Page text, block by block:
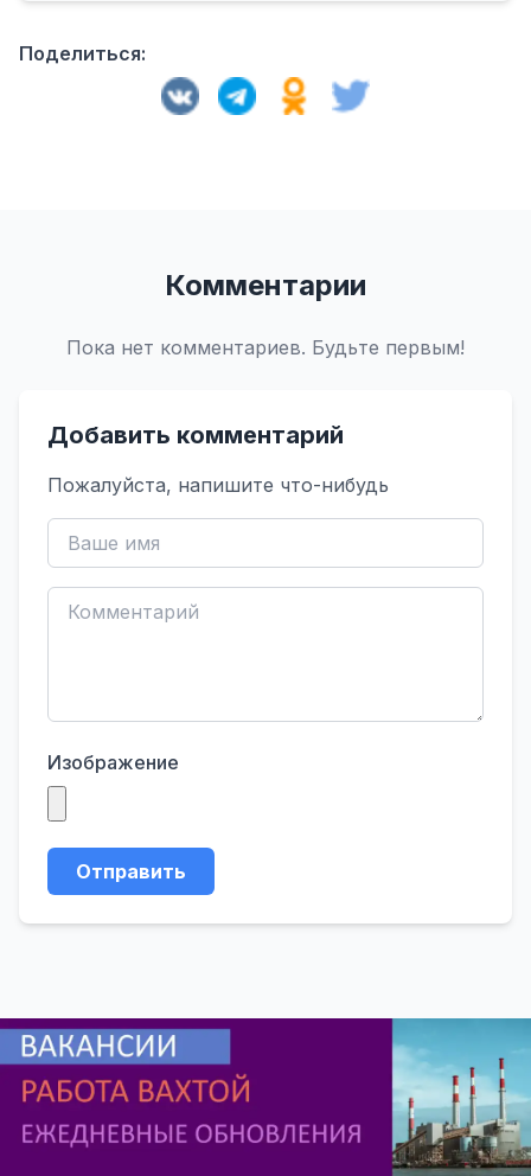
Поделиться:
Комментарии
Пока нет комментариев. Будьте первым!
Добавить комментарий
Пожалуйста, напишите что-нибудь
Изображение
Отправить